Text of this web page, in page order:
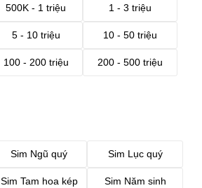
500K - 1 triệu 1 - 3 triệu
5 - 10 triệu 10 - 50 triệu
100 - 200 triệu 200 - 500 triệu
Sim Ngũ quý Sim Lục quý
Sim Tam hoa kép Sim Năm sinh